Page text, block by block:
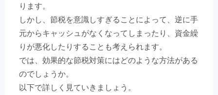
ります。
しかし、節税を意識しすぎることによって、逆に手
元からキャッシュがなくなってしまったり、資金繰
りが悪化したりすることも考えられます。
では、効果的な節税対策にはどのような方法がある
のでしょうか。
以下で詳しく見ていきましょう。